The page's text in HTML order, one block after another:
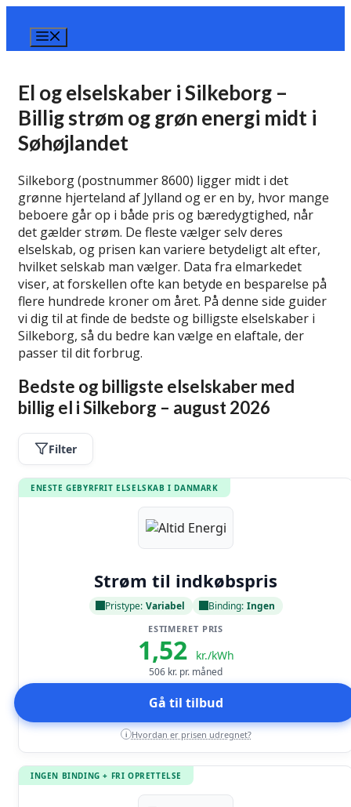
indhold
El og elselskaber i Silkeborg –
Billig strøm og grøn energi midt i
Søhøjlandet
Silkeborg (postnummer 8600) ligger midt i det
grønne hjerteland af Jylland og er en by, hvor mange
beboere går op i både pris og bæredygtighed, når
det gælder strøm. De fleste vælger selv deres
elselskab, og prisen kan variere betydeligt alt efter,
hvilket selskab man vælger. Data fra elmarkedet
viser, at forskellen ofte kan betyde en besparelse på
flere hundrede kroner om året. På denne side guider
vi dig til at finde de bedste og billigste elselskaber i
Silkeborg, så du bedre kan vælge en elaftale, der
passer til dit forbrug.
Bedste og billigste elselskaber med
billig el i Silkeborg – august 2026
Filter
ENESTE GEBYRFRIT ELSELSKAB I DANMARK
Strøm til indkøbspris
Pristype: Variabel Binding: Ingen
ESTIMERET PRIS
1,52 kr./kWh
506 kr. pr. måned
Gå til tilbud
i Hvordan er prisen udregnet?
INGEN BINDING + FRI OPRETTELSE